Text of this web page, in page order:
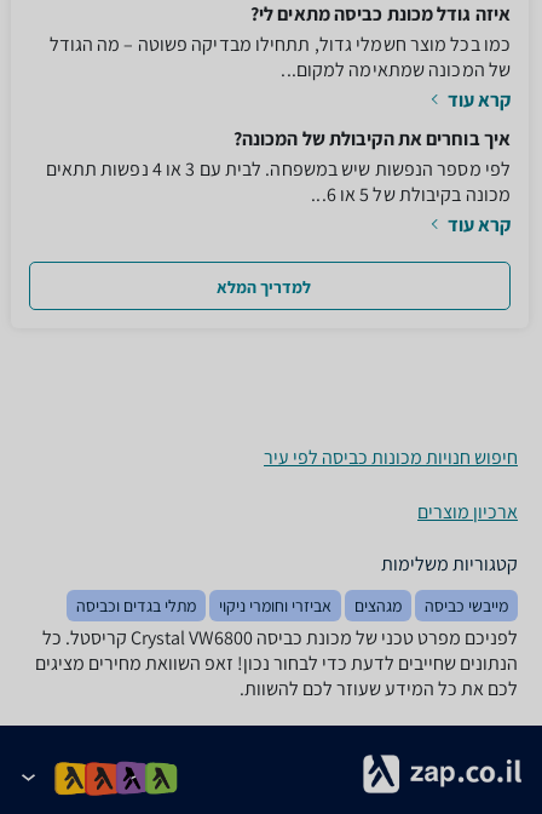
איזה גודל מכונת כביסה מתאים לי?
כמו בכל מוצר חשמלי גדול, תתחילו מבדיקה פשוטה – מה הגודל
של המכונה שמתאימה למקום...
קרא עוד
איך בוחרים את הקיבולת של המכונה?
לפי מספר הנפשות שיש במשפחה. לבית עם 3 או 4 נפשות תתאים
מכונה בקיבולת של 5 או 6...
קרא עוד
למדריך המלא
חיפוש חנויות מכונות כביסה לפי עיר
ארכיון מוצרים
קטגוריות משלימות
מייבשי כביסה מגהצים אביזרי וחומרי ניקוי מתלי בגדים וכביסה
לפניכם מפרט טכני של מכונת כביסה Crystal VW6800 קריסטל. כל
הנתונים שחייבים לדעת כדי לבחור נכון! זאפ השוואת מחירים מציגים
לכם את כל המידע שעוזר לכם להשוות.